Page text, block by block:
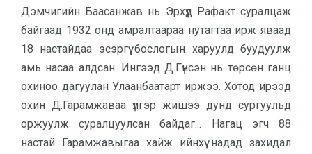
Дэмчигийн Баасанжав нь Эрхүүд Рафакт суралцаж
байгаад 1932 онд амралтаараа нутагтаа ирж яваад
18 настайдаа эсэргүү бослогын харуулд буудуулж
амь насаа алдсан. Ингээд Д.Гүнсэн нь төрсөн ганц
охиноо дагуулан Улаанбаатарт иржээ. Хотод ирээд
охин Д.Гарамжаваа үлгэр жишээ дунд сургуульд
оржуулж суралцуулсан байдаг... Нагац эгч 88
настай Гарамжавыгаа хайж ийнхүү надад захидал